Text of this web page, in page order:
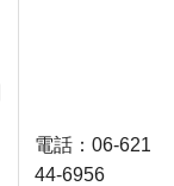
電話：06-
44-6956